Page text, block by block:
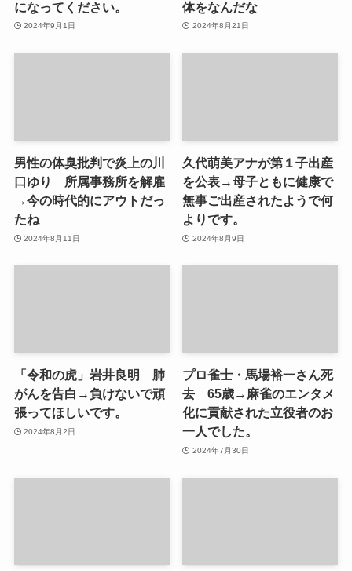
になってください。
2024年9月1日
体をなんだな
2024年8月21日
男性の体臭批判で炎上の川
口ゆり 所属事務所を解雇
→今の時代的にアウトだっ
たね
2024年8月11日
久代萌美アナが第１子出産
を公表→母子ともに健康で
無事ご出産されたようで何
よりです。
2024年8月9日
「令和の虎」岩井良明 肺
がんを告白→負けないで頑
張ってほしいです。
2024年8月2日
プロ雀士・馬場裕一さん死
去 65歳→麻雀のエンタメ
化に貢献された立役者のお
一人でした。
2024年7月30日